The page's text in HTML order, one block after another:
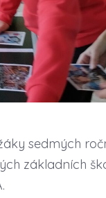
sedmých
základních